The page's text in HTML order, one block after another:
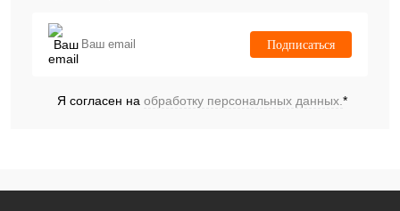
Подписаться
Я согласен на обработку персональных данных.*